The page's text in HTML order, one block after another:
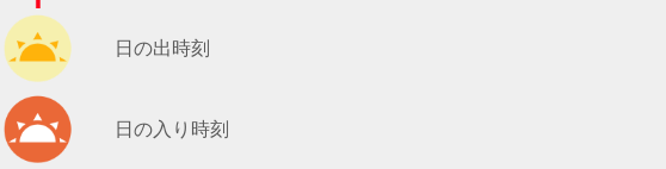
日の出時刻
日の入り時刻